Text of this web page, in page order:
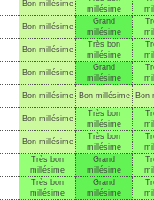
Bon millésime
millésime
Bon millésime
Grand
millésime
Bon millésime
Très bon
millésime
Bon millésime
Grand
millésime
Bon millésime Bon millésime Bon
Bon millésime
Très bon
millésime
Bon millésime
Très bon
millésime
Très bon
millésime
Grand
millésime
Très bon
millésime
Grand
millésime